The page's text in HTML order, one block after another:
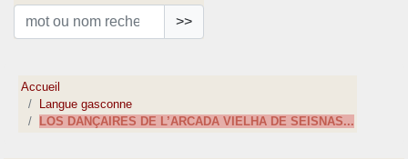
>>
Accueil
Langue gasconne
LOS DANÇAIRES DE L’ARCADA VIELHA DE SEISNAS...